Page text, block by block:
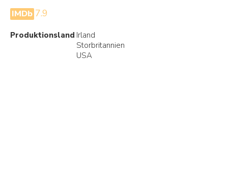
IMDb 7.9
Produktionsland Irland
Storbritannien
USA